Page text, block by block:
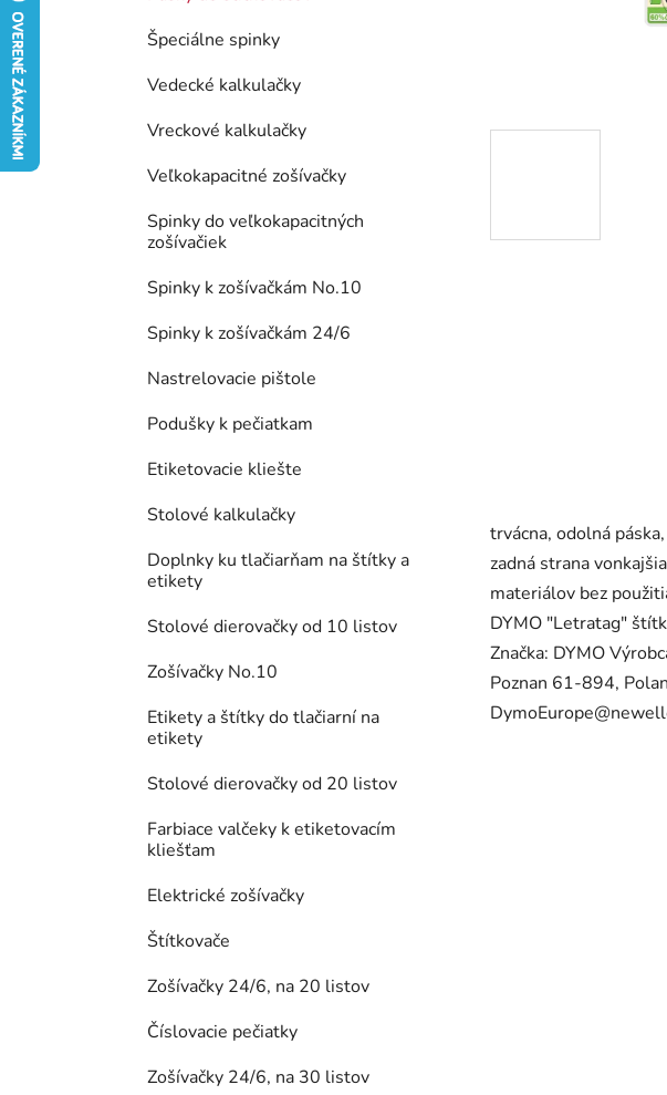
Špeciálne spinky
Vedecké kalkulačky
Vreckové kalkulačky
Veľkokapacitné zošívačky
Spinky do veľkokapacitných
zošívačiek
Spinky k zošívačkám No.10
Spinky k zošívačkám 24/6
Nastrelovacie pištole
Podušky k pečiatkam
Etiketovacie kliešte
Stolové kalkulačky
Doplnky ku tlačiarňam na štítky a
etikety
Stolové dierovačky od 10 listov
Zošívačky No.10
Etikety a štítky do tlačiarní na
etikety
Stolové dierovačky od 20 listov
Farbiace valčeky k etiketovacím
kliešťam
Elektrické zošívačky
Štítkovače
Zošívačky 24/6, na 20 listov
Číslovacie pečiatky
Zošívačky 24/6, na 30 listov
trvácna, odolná
zadná strana
materiálov bez
DYMO "Letratag"
Značka: DYMO
Poznan 61-894,